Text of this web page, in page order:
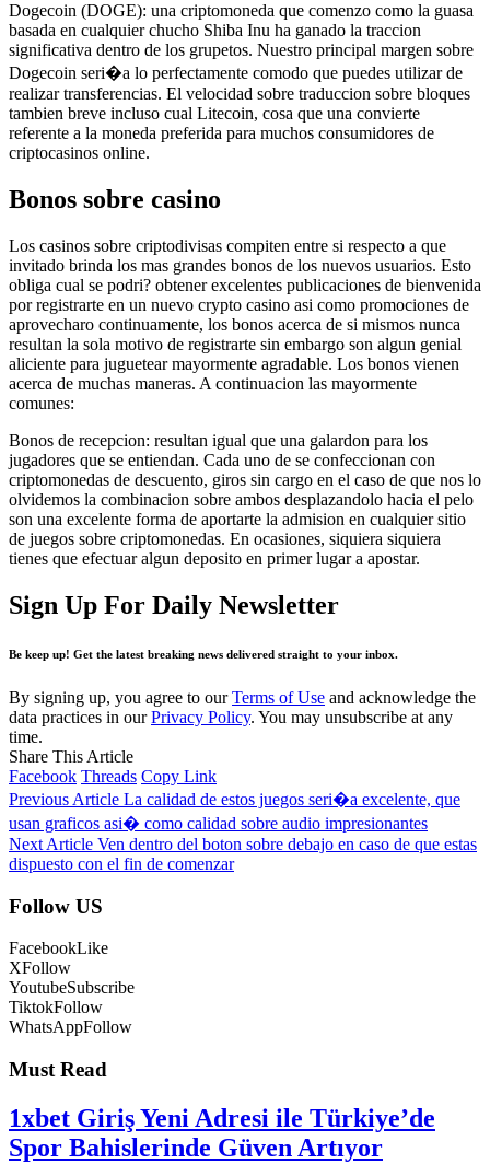
Dogecoin (DOGE): una criptomoneda que comenzo como la guasa
basada en cualquier chucho Shiba Inu ha ganado la traccion
significativa dentro de los grupetos. Nuestro principal margen sobre
Dogecoin seri�a lo perfectamente comodo que puedes utilizar de
realizar transferencias. El velocidad sobre traduccion sobre bloques
tambien breve incluso cual Litecoin, cosa que una convierte
referente a la moneda preferida para muchos consumidores de
criptocasinos online.
Bonos sobre casino
Los casinos sobre criptodivisas compiten entre si respecto a que
invitado brinda los mas grandes bonos de los nuevos usuarios. Esto
obliga cual se podri? obtener excelentes publicaciones de bienvenida
por registrarte en un nuevo crypto casino asi como promociones de
aprovecharo continuamente, los bonos acerca de si mismos nunca
resultan la sola motivo de registrarte sin embargo son algun genial
aliciente para juguetear mayormente agradable. Los bonos vienen
acerca de muchas maneras. A continuacion las mayormente
comunes:
Bonos de recepcion: resultan igual que una galardon para los
jugadores que se entiendan. Cada uno de se confeccionan con
criptomonedas de descuento, giros sin cargo en el caso de que nos lo
olvidemos la combinacion sobre ambos desplazandolo hacia el pelo
son una excelente forma de aportarte la admision en cualquier sitio
de juegos sobre criptomonedas. En ocasiones, siquiera siquiera
tienes que efectuar algun deposito en primer lugar a apostar.
Sign Up For Daily Newsletter
Be keep up! Get the latest breaking news delivered straight to your inbox.
By signing up, you agree to ourTerms of Use and acknowledge the
data practices in ourPrivacy Policy. You may unsubscribe at any
time.
Share This Article
Facebook Threads Copy Link
Previous Article La calidad de estos juegos seri�a excelente, que
usan graficos asi� como calidad sobre audio impresionantes
Next Article Ven dentro del boton sobre debajo en caso de que estas
dispuesto con el fin de comenzar
Follow US
FacebookLike
XFollow
YoutubeSubscribe
TiktokFollow
WhatsAppFollow
Must Read
1xbet Giriş Yeni Adresi ile Türkiye’de
Spor Bahislerinde Güven Artıyor